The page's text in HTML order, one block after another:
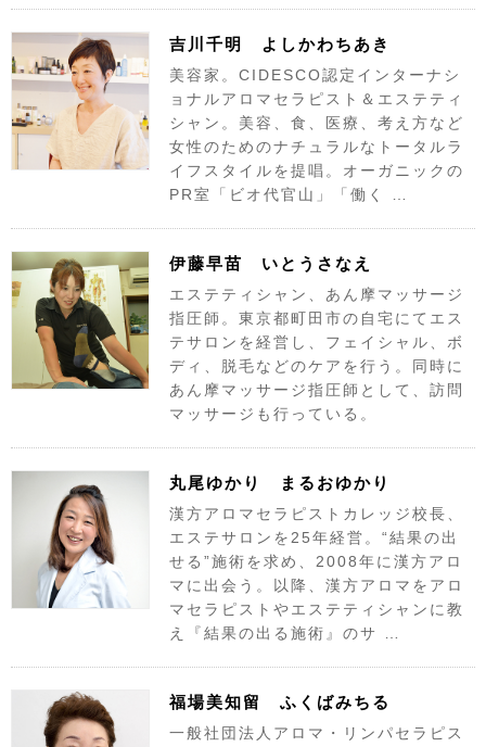
吉川千明 よしかわちあき
美容家。CIDESCO認定インターナシ
ョナルアロマセラピスト＆エステティ
シャン。美容、食、医療、考え方など
女性のためのナチュラルなトータルラ
イフスタイルを提唱。オーガニックの
PR室「ビオ代官山」「働く …
伊藤早苗 いとうさなえ
エステティシャン、あん摩マッサージ
指圧師。東京都町田市の自宅にてエス
テサロンを経営し、フェイシャル、ボ
ディ、脱毛などのケアを行う。同時に
あん摩マッサージ指圧師として、訪問
マッサージも行っている。
丸尾ゆかり まるおゆかり
漢方アロマセラピストカレッジ校長、
エステサロンを25年経営。“結果の出
せる”施術を求め、2008年に漢方アロ
マに出会う。以降、漢方アロマをアロ
マセラピストやエステティシャンに教
え『結果の出る施術』のサ …
福場美知留 ふくばみちる
一般社団法人アロマ・リンパセラピス